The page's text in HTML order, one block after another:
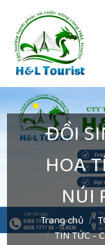
ĐỒI
HOA
NÚI
Trang chủ
TIN TỨC -